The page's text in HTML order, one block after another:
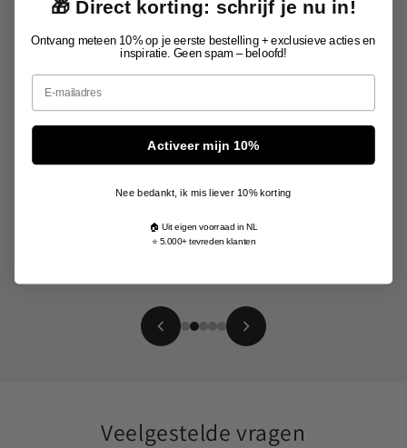
een herdenking en was bang dat het niet op
tijd zou zijn. Toch de volgende dag al in huis,
mét gravure. Echt ongelofelijk snel én mooi
afgewerkt.
Arno
Veelgestelde vragen
🎁 Direct korting: schrijf je nu in!
Ontvang meteen 10% op je eerste bestelling + exclusieve acties en
inspiratie. Geen spam – beloofd!
Email
Activeer mijn 10%
Nee bedankt, ik mis liever 10% korting
🏠 Uit eigen voorraad in NL
⭐ 5.000+ tevreden klanten